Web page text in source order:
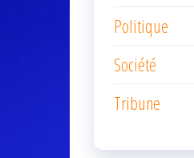
Politique
Société
Tribune